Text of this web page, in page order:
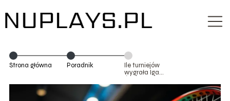
Strona główna Poradnik
Ile turniejów
wygrała Iga